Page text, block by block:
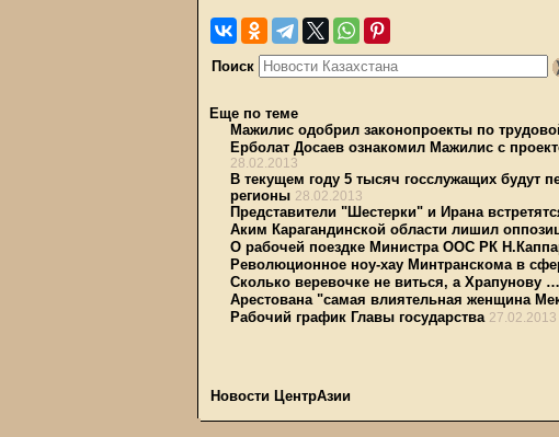
Поиск
Еще по теме
Мажилис одобрил законопроекты по
Ерболат Досаев ознакомил Мажилис с
28.02.2013
В текущем году 5 тысяч госслужащих будут
регионы 28.02.2013
Представители "Шестерки" и Ирана
Аким Карагандинской области лишил
О рабочей поездке Министра ООС РК
Революционное ноу-хау Минтранскома в
Сколько веревочке не виться, а Храпунову
Арестована "самая влиятельная женщина
Рабочий график Главы государства 27.02.2013
Новости ЦентрАзии